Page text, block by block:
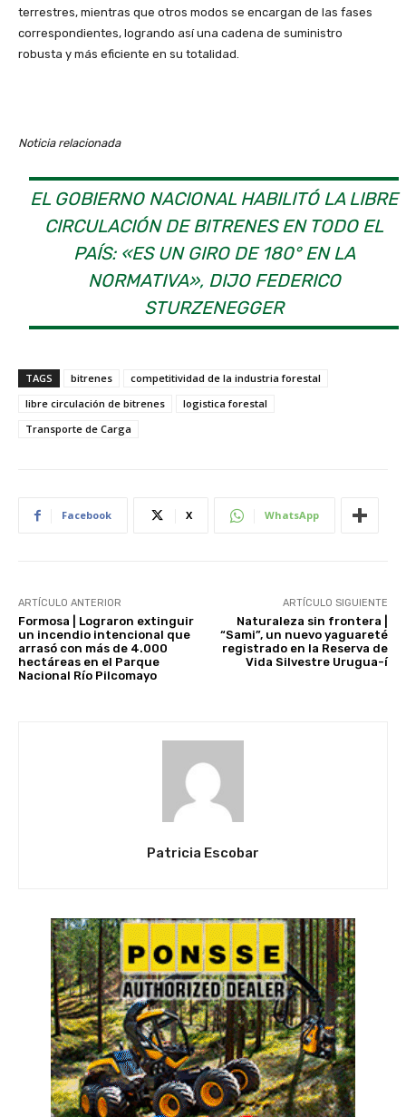
terrestres, mientras que otros modos se encargan de las fases
correspondientes, logrando así una cadena de suministro
robusta y más eficiente en su totalidad.
Noticia relacionada
EL GOBIERNO NACIONAL HABILITÓ LA LIBRE
CIRCULACIÓN DE BITRENES EN TODO EL
PAÍS: «ES UN GIRO DE 180° EN LA
NORMATIVA», DIJO FEDERICO
STURZENEGGER
TAGS bitrenes
competitividad de la industria forestal
libre circulación de bitrenes
logistica forestal
Transporte de Carga
Facebook X WhatsApp
ARTÍCULO ANTERIOR
Formosa | Lograron extinguir
un incendio intencional que
arrasó con más de 4.000
hectáreas en el Parque
Nacional Río Pilcomayo
ARTÍCULO SIGUIENTE
Naturaleza sin frontera |
“Sami”, un nuevo yaguareté
registrado en la Reserva de
Vida Silvestre Urugua-í
Patricia Escobar